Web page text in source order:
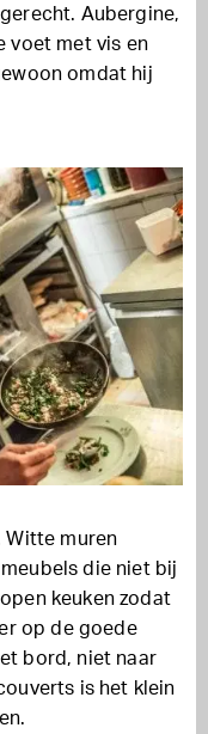
Aubergine,
voet met vis en
omdat hij
Witte muren
die niet bij
keuken zodat
op de goede
bord, niet naar
is het klein